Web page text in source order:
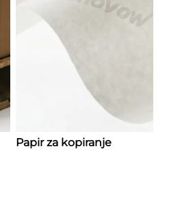
Papir za kopiranje